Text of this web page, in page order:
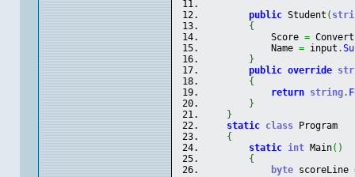
public Student (
{
Score = Convert
Name = input .
}
public override
{
return string.
}
}
static class Program
{
static int Main( )
{
byte scoreLine